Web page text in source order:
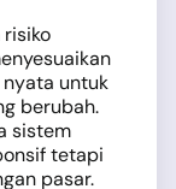
untuk
berubah.
sistem
tetapi
pasar.